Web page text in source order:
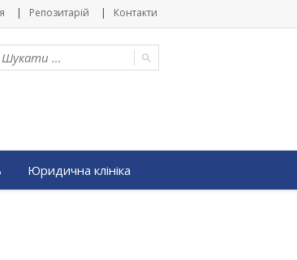
Репозитарій Контакти
Юридична клініка